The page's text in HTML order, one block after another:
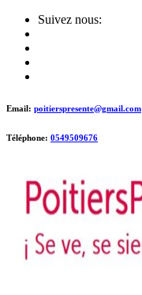
Skip
content
Suivez nous:
Email: poitierspresente@gmail.com
Téléphone: 0549509676